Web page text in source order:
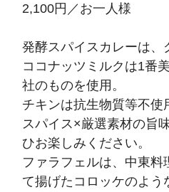
2,100円／お一人様
発酵スパイスカレーは、
ココナッツミルクは1番
社のものを使用。
チキンは抗生物質等不使
スパイス×厳選素材の旨
ひお楽しみください。
ファラフェルは、中東
て揚げたコロッケのよ